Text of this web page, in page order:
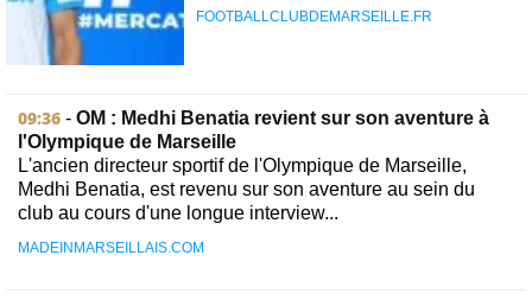
FOOTBALLCLUBDEMARSEILLE.FR
09:36 - OM : Medhi Benatia revient sur son aventure à
l'Olympique de Marseille
L'ancien directeur sportif de l'Olympique de Marseille,
Medhi Benatia, est revenu sur son aventure au sein du
club au cours d'une longue interview...
MADEINMARSEILLAIS.COM